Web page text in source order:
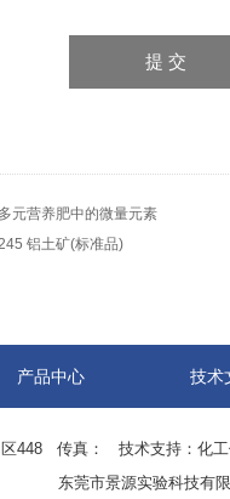
元营养肥中的微量元素
铝土矿(标准品)
产品中心 技术
区448 传真： 技术支持： 化
东莞市景源实验科技有